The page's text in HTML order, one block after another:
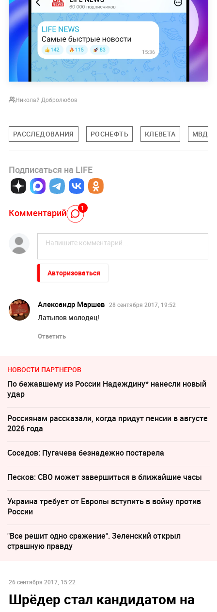
Николай Добролюбов
РАССЛЕДОВАНИЯ РОСНЕФТЬ КЛЕВЕТА МВД
Подписаться на LIFE
Комментарий 1
Авторизоваться
Александр Маршев 28 сентября 2017, 19:52
Латыпов молодец!
Ответить
НОВОСТИ ПАРТНЕРОВ
По бежавшему из России Надеждину* нанесли новый
удар
Россиянам рассказали, когда придут пенсии в августе
2026 года
Соседов: Пугачева безнадежно постарела
Песков: СВО может завершиться в ближайшие часы
Украина требует от Европы вступить в войну против
России
"Все решит одно сражение". Зеленский открыл
страшную правду
26 сентября 2017, 15:22
Шрёдер стал кандидатом на